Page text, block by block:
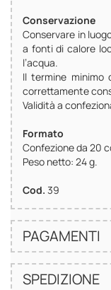
Conservazione
Conservare in
a fonti di calore
l’acqua.
Il termine minimo
correttamente
Validità a
Formato
Confezione da 20
Peso netto: 24 g.
Cod. 39
PAGAMENTI
SPEDIZIONE